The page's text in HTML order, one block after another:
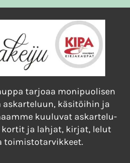
tarjoaa monipuolisen
käsitöihin ja
kuuluvat askartelu-
kortit ja lahjat, kirjat, lelut
toimistotarvikkeet.